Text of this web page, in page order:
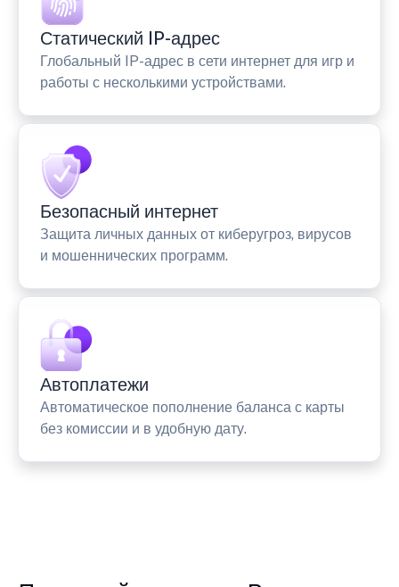
Статический IP-адрес
Глобальный IP-адрес в сети интернет для игр и
работы с несколькими устройствами.
Безопасный интернет
Защита личных данных от киберугроз, вирусов
и мошеннических программ.
Автоплатежи
Автоматическое пополнение баланса с карты
без комиссии и в удобную дату.